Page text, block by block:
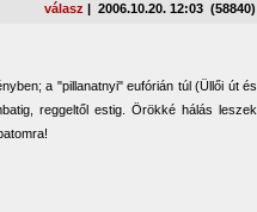
válasz | 2006.10.20. 12:03 (58840)
a "pillanatnyi" eufórián túl (Üllői út és
reggeltől estig. Örökké hálás leszek